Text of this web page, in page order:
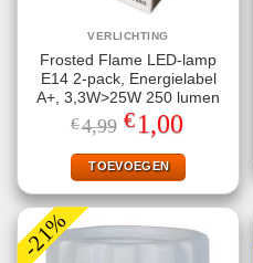
VERLICHTING
Frosted Flame LED-lamp
E14 2-pack, Energielabel
A+, 3,3W>25W 250 lumen
€4,99 Oorspronkelijke
prijs
was:
€4,99.
€1,00
is:
€1,00.
TOEVOEGEN
-21%